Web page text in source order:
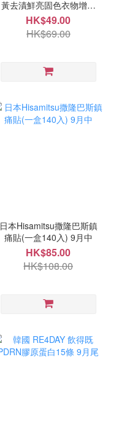
黃去漬鮮亮固色衣物增白
片10入(一套2盒) 11月中
HK$49.00
HK$69.00
日本Hisamitsu撒隆巴斯鎮
痛貼(一盒140入) 9月中
HK$85.00
HK$108.00